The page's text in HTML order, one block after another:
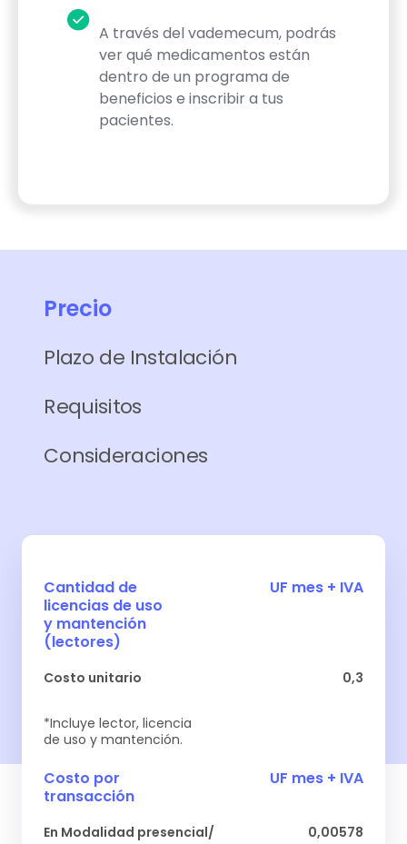
A través del vademecum, podrás
ver qué medicamentos están
dentro de un programa de
beneficios e inscribir a tus
pacientes.
Cantidad de
licencias de uso
y mantención
(lectores)
UF mes + IVA
Costo unitario 0,3
*Incluye lector, licencia
de uso y mantención.
Costo por
transacción
UF mes + IVA
En Modalidad presencial/ 0,00578
Precio
Plazo de Instalación
Requisitos
Consideraciones